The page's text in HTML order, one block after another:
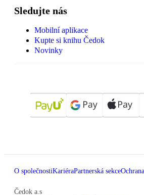
Sledujte nás
Mobilní aplikace
Kupte si knihu Čedok
Novinky
O společnostiKariéraPartnerská sekce
Čedok a.s